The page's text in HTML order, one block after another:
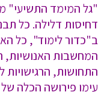
"גל המימד התשיעי"
דחיסות דלילה. כל
ב"כדור לימוד", כל
המחשבות האנושיות,
התחושות, הרגישויות
עימו פירושה הכלה